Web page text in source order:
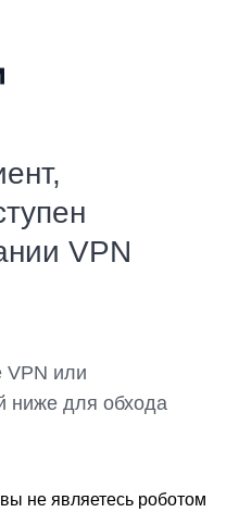
VPN
VPN или
ниже для обхода
не являетесь роботом